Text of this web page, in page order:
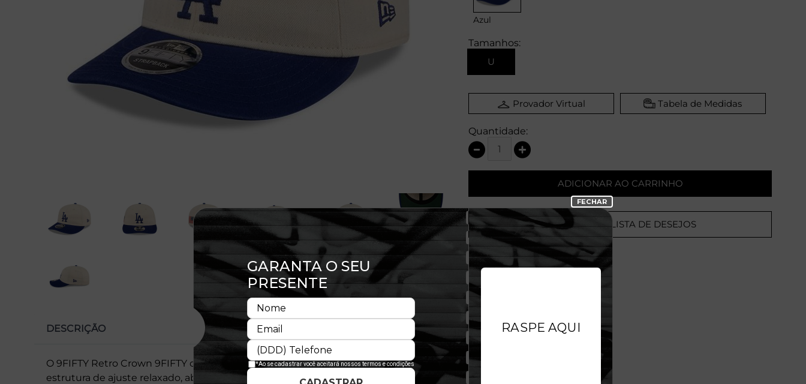
DESCRIÇÃO
O 9FIFTY Retro Crown 9FIFTY complementa nossa família 9FIFTY®. Possui uma
estrutura de ajuste relaxado, aba pre curvada e mantendo a alta qualidade, mas
Azul
Tamanhos:
U
Provador Virtual Tabela de Medidas
Quantidade:
ADICIONAR AO CARRINHO
ADICIONAR A LISTA DE DESEJOS